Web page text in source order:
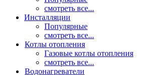
смотреть все...
Инсталляции
Популярные
смотреть все...
Котлы отопления
Газовые котлы отопления
смотреть все...
Водонагреватели